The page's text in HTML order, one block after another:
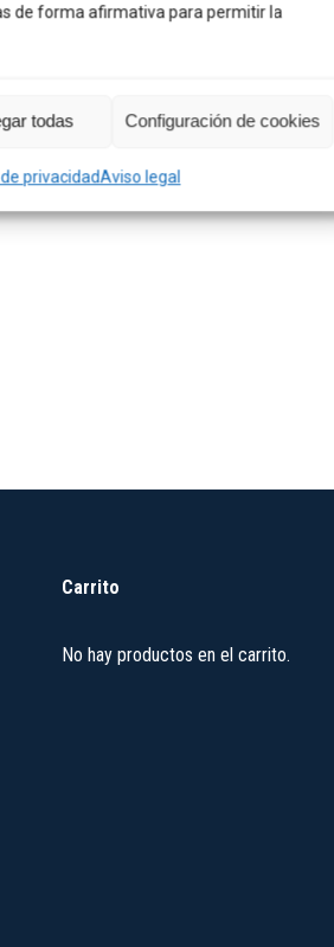
de forma afirmativa para permitir la
todas Configuración de cookies
privacidadAviso legal
Carrito
No hay productos en el carrito.